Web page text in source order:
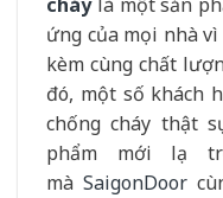
ứng của mọi nhà
kèm cùng chất
đó, một số khách
chống cháy thật
phẩm mới lạ
mà SaigonDoor